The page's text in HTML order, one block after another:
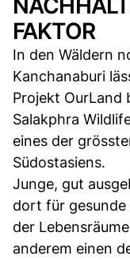
FAKTOR
In den Wäldern
Kanchanaburi
Projekt OurLand
Salakphra
eines der
Südostasiens.
Junge, gut
dort für gesunde
der
anderem einen